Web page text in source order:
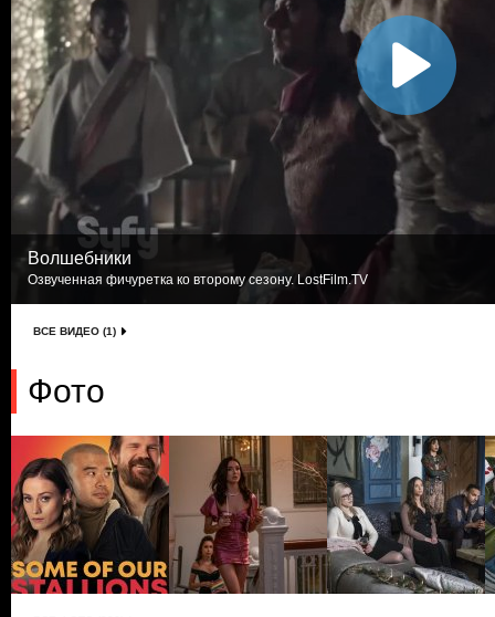
Волшебники
Озвученная фичуретка ко второму сезону. LostFilm.TV
ВСЕ ВИДЕО (1)
Фото